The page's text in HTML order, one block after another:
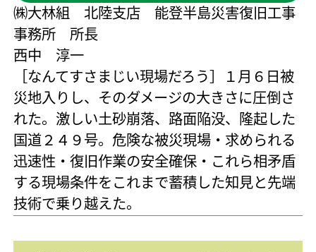
㈱大林組 北陸支店 能登半島災害復旧工事
事務所 所長
西中 淳一
［なんてすさまじい現場だろう］１月６日被
災地入りし、そのダメージの大きさに圧倒さ
れた。激しい土砂崩落、路面陥没、隆起した
国道２４９号。危険な被災現場・求められる
迅速性・復旧作業の安全確保・これら相矛盾
する現場条件をこれまで蓄積した知見と先端
技術で乗り越えた。